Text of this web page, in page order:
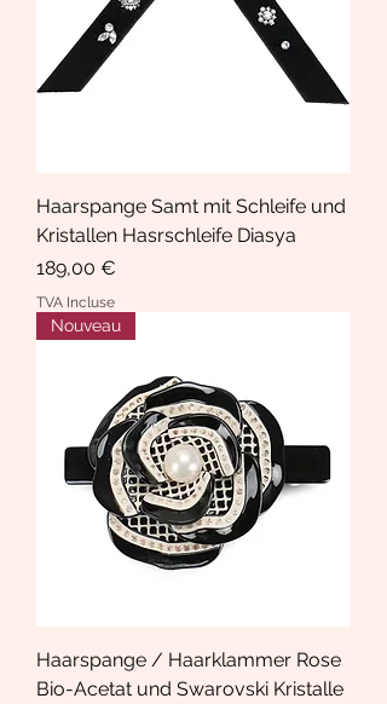
Haarspange Samt mit Schleife und
Kristallen Hasrschleife Diasya
Prix
189,00 €
TVA Incluse
Nouveau
Haarspange / Haarklammer Rose
Bio-Acetat und Swarovski Kristalle